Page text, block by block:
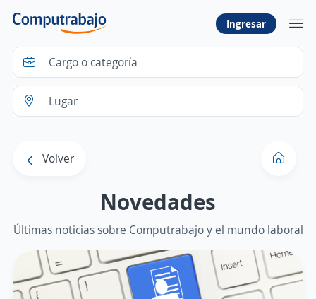
Ingresar
Volver
Novedades
Últimas noticias sobre Computrabajo y el mundo laboral